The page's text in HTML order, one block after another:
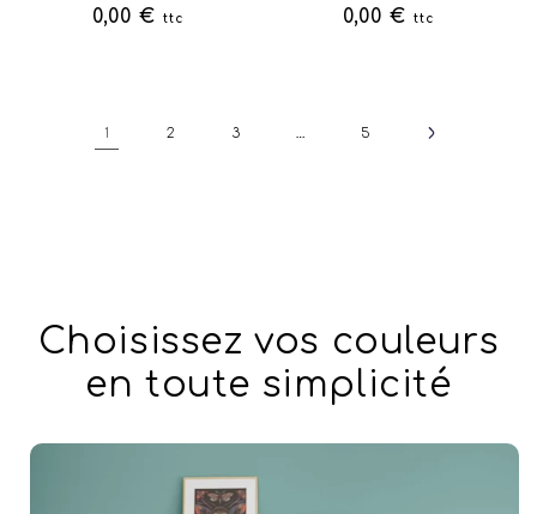
habituel0,00 €
ttc
habituel0,00 €
ttc
1 2 3 … 5
Choisissez vos couleurs
en toute simplicité